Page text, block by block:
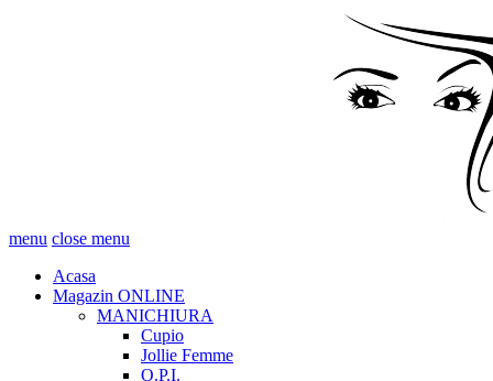
menu close menu
Acasa
Magazin ONLINE
MANICHIURA
Cupio
Jollie Femme
O.P.I.